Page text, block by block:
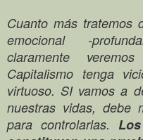
Cuanto más tratemos
emocional -
claramente
Capitalismo tenga
virtuoso. SI vamos a
nuestras vidas, debe
para controlarlas.